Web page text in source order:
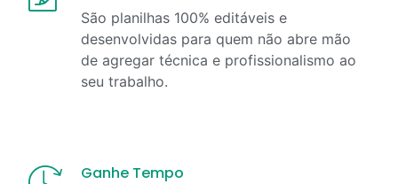
São planilhas 100% editáveis e
desenvolvidas para quem não abre mão
de agregar técnica e profissionalismo ao
seu trabalho.
Ganhe Tempo